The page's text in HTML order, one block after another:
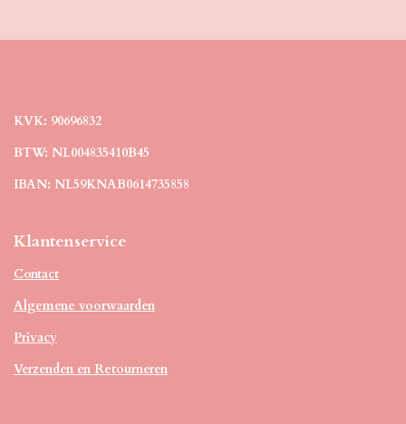
KVK: 90696832
BTW: NL004835410B45
IBAN: NL59KNAB0614735858
Klantenservice
Contact
Algemene voorwaarden
Privacy
Verzenden en Retourneren